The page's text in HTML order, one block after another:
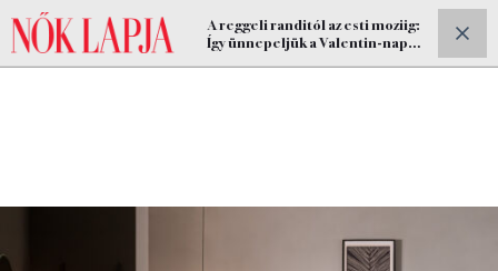
ELŐFIZETEK
A reggeli randitól az esti moziig:
Így ünnepeljük a Valentin-napot